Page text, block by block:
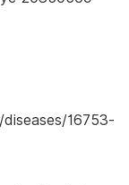
16753-